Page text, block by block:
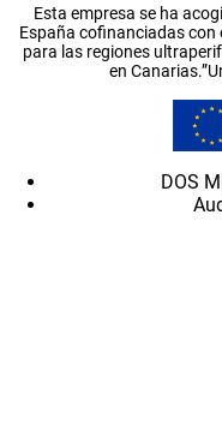
Esta empresa se ha
España cofinanciadas con
para las regiones
en
DOS